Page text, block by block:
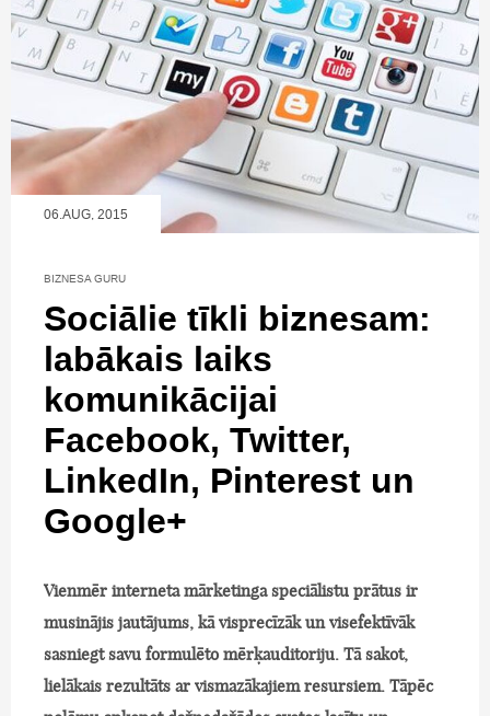
06.AUG, 2015
BIZNESA GURU
Sociālie tīkli biznesam:
labākais laiks
komunikācijai
Facebook, Twitter,
LinkedIn, Pinterest un
Google+
Vienmēr interneta mārketinga speciālistu prātus ir
musinājis jautājums, kā visprecīzāk un visefektīvāk
sasniegt savu formulēto mērķauditoriju. Tā sakot,
lielākais rezultāts ar vismazākajiem resursiem. Tāpēc